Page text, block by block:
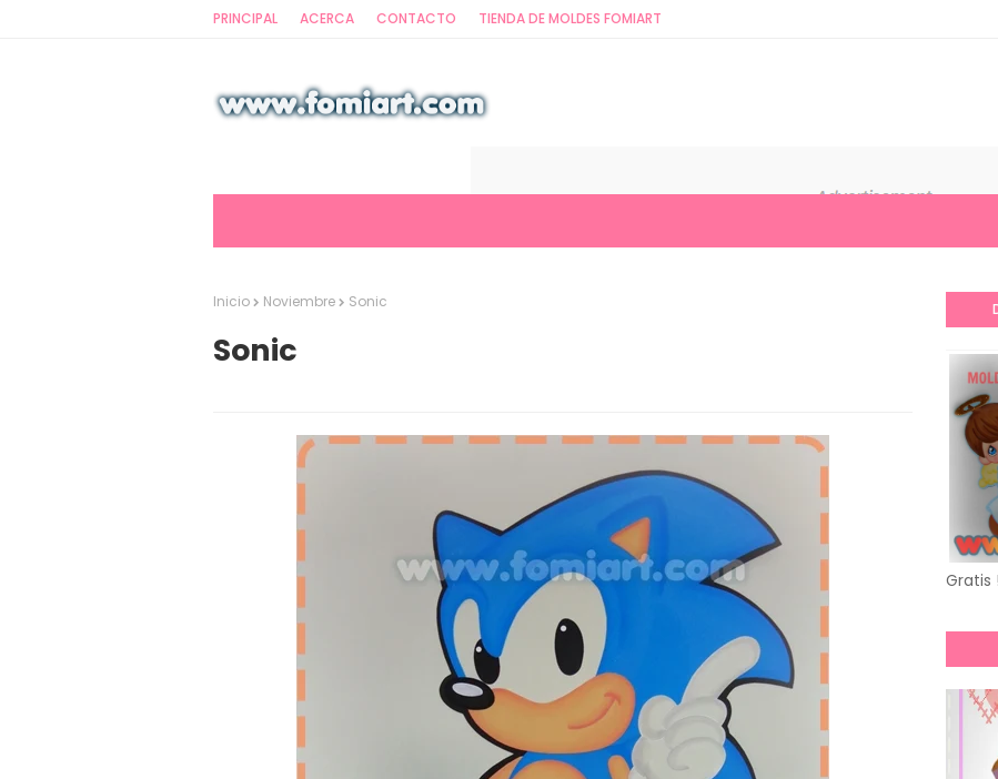
PRINCIPAL ACERCA CONTACTO TIENDA DE MOLDES FOMIART
Inicio Noviembre Sonic
Sonic
Gratis !